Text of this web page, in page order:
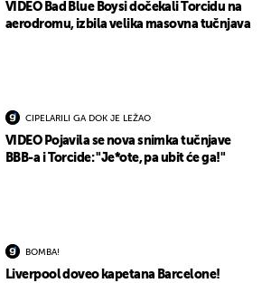
VIDEO Bad Blue Boysi dočekali Torcidu na
aerodromu, izbila velika masovna tučnjava
CIPELARILI GA DOK JE LEŽAO
VIDEO Pojavila se nova snimka tučnjave
BBB-a i Torcide: "Je*ote, pa ubit će ga!"
BOMBA!
Liverpool doveo kapetana Barcelone!